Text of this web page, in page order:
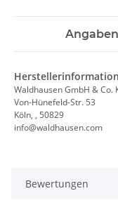
Waldhausen GmbH & Co.
Von-Hünefeld-Str. 53
Köln, , 50829
info@waldhausen.com
Bewertungen